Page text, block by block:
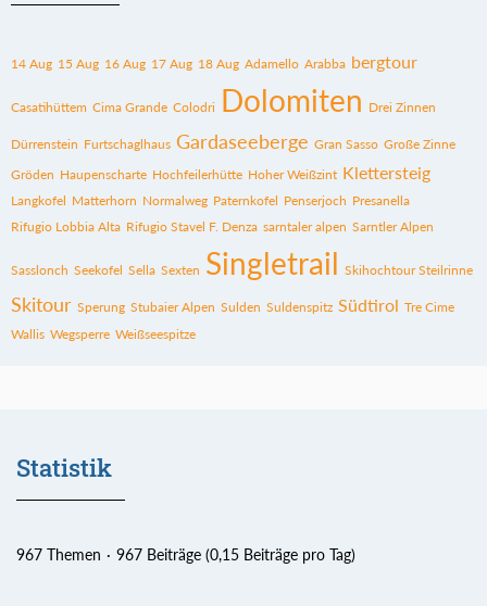
14 Aug 15 Aug 16 Aug 17 Aug 18 Aug Adamello Arabba bergtour
Casatihüttem Cima Grande Colodri Dolomiten Drei Zinnen
Dürrenstein Furtschaglhaus Gardaseeberge Gran Sasso Große Zinne
Gröden Haupenscharte Hochfeilerhütte Hoher Weißzint Klettersteig
Langkofel Matterhorn Normalweg Paternkofel Penserjoch Presanella
Rifugio Lobbia Alta Rifugio Stavel F. Denza sarntaler alpen Sarntler Alpen
Sasslonch Seekofel Sella Sexten Singletrail Skihochtour Steilrinne
Skitour Sperung Stubaier Alpen Sulden Suldenspitz Südtirol Tre Cime
Wallis Wegsperre Weißseespitze
Statistik
967 Themen 967 Beiträge (0,15 Beiträge pro Tag)